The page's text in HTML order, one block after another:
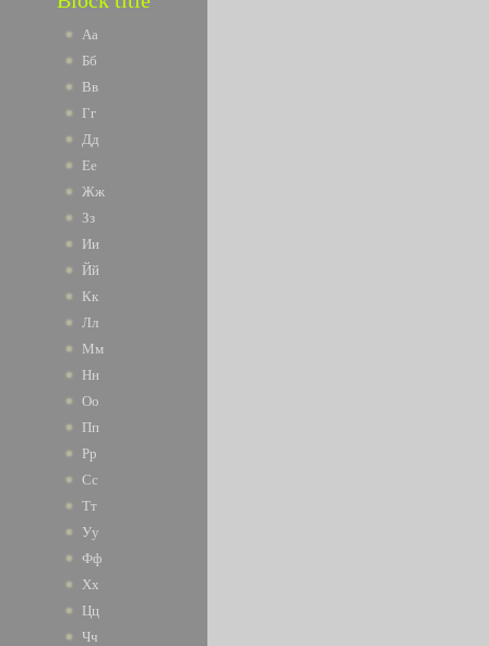
Аа
Бб
Вв
Гг
Дд
Ее
Жж
Зз
Ии
Йй
Кк
Лл
Мм
Нн
Оо
Пп
Рр
Сс
Тт
Уу
Фф
Хх
Цц
Чч